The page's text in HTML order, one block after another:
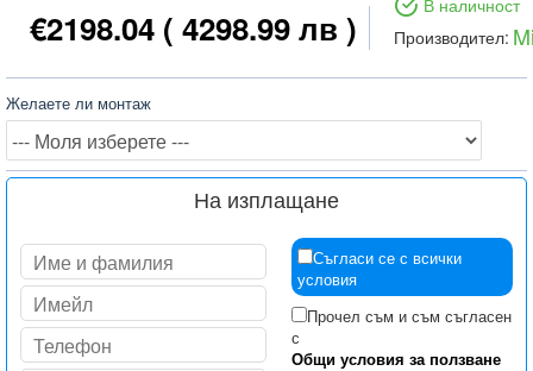
€2198.04 ( 4298.99 лв )
В наличност
Производител:
Желаете ли монтаж
На изплащане
Съгласи се с всички
условия
Прочел съм и съм съгласен
с
Общи условия за ползване